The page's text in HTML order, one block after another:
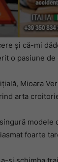
și că-mi
o pasiune de
Mioara
arta
foarte